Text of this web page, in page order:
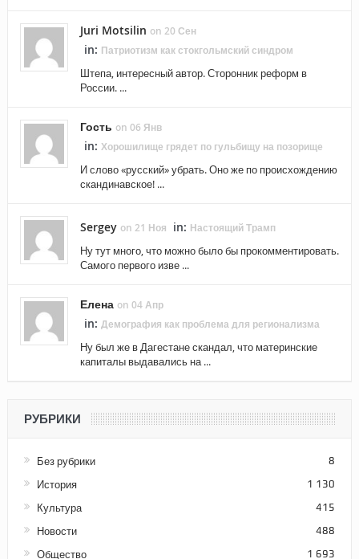
Juri Motsilin on 20 Сен
in: Патриотизм как стокгольмский синдром
Штепа, интересный автор. Сторонник реформ в
России. ...
Гость on 06 Янв
in: Хорошилище грядет по гульбищу на позорище
И слово «русский» убрать. Оно же по происхождению
скандинавское! ...
Sergey on 21 Ноя in: Настоящий Трамп
Ну тут много, что можно было бы прокомментировать.
Самого первого изве ...
Елена on 04 Апр
in: Демография как проблема для регионализма
Ну был же в Дагестане скандал, что материнские
капиталы выдавались на ...
РУБРИКИ
Без рубрики 8
История 1 130
Культура 415
Новости 488
Общество 1 693